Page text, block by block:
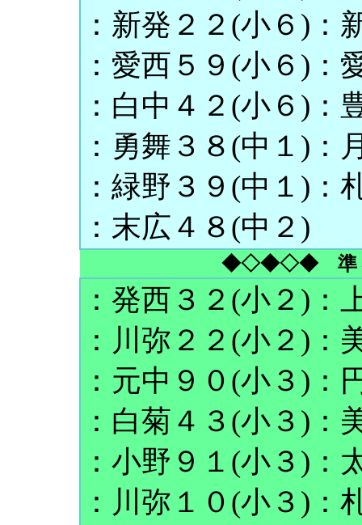
：新発２２(小６)：
：愛西５９(小６)：
：白中４２(小６)：
：勇舞３８(中１)：
：緑野３９(中１)：
：末広４８(中２)
◆◇◆◇◆ 準
：発西３２(小２)：
：川弥２２(小２)：
：元中９０(小３)：
：白菊４３(小３)：
：小野９１(小３)：
：川弥１０(小３)：